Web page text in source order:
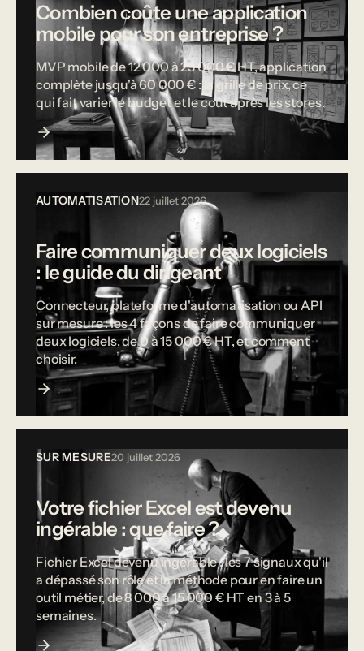
Combien coûte une application
mobile pour son entreprise ?
MVP mobile de 12 000 à 25 000 € HT, application
complète jusqu'à 60 000 € : la grille de prix, ce
qui fait varier le budget et le coût après les stores.
AUTOMATISATION22 juillet 2026
Faire communiquer deux logiciels
: le guide du dirigeant
Connecteur, plateforme d'automatisation ou API
sur mesure : les 4 façons de faire communiquer
deux logiciels, de 0 à 15 000 € HT, et comment
choisir.
SUR MESURE20 juillet 2026
Votre fichier Excel est devenu
ingérable : que faire ?
Fichier Excel devenu ingérable : les 7 signaux qu'il
a dépassé son rôle et la méthode pour en faire un
outil métier, de 8 000 à 15 000 € HT en 3 à 5
semaines.